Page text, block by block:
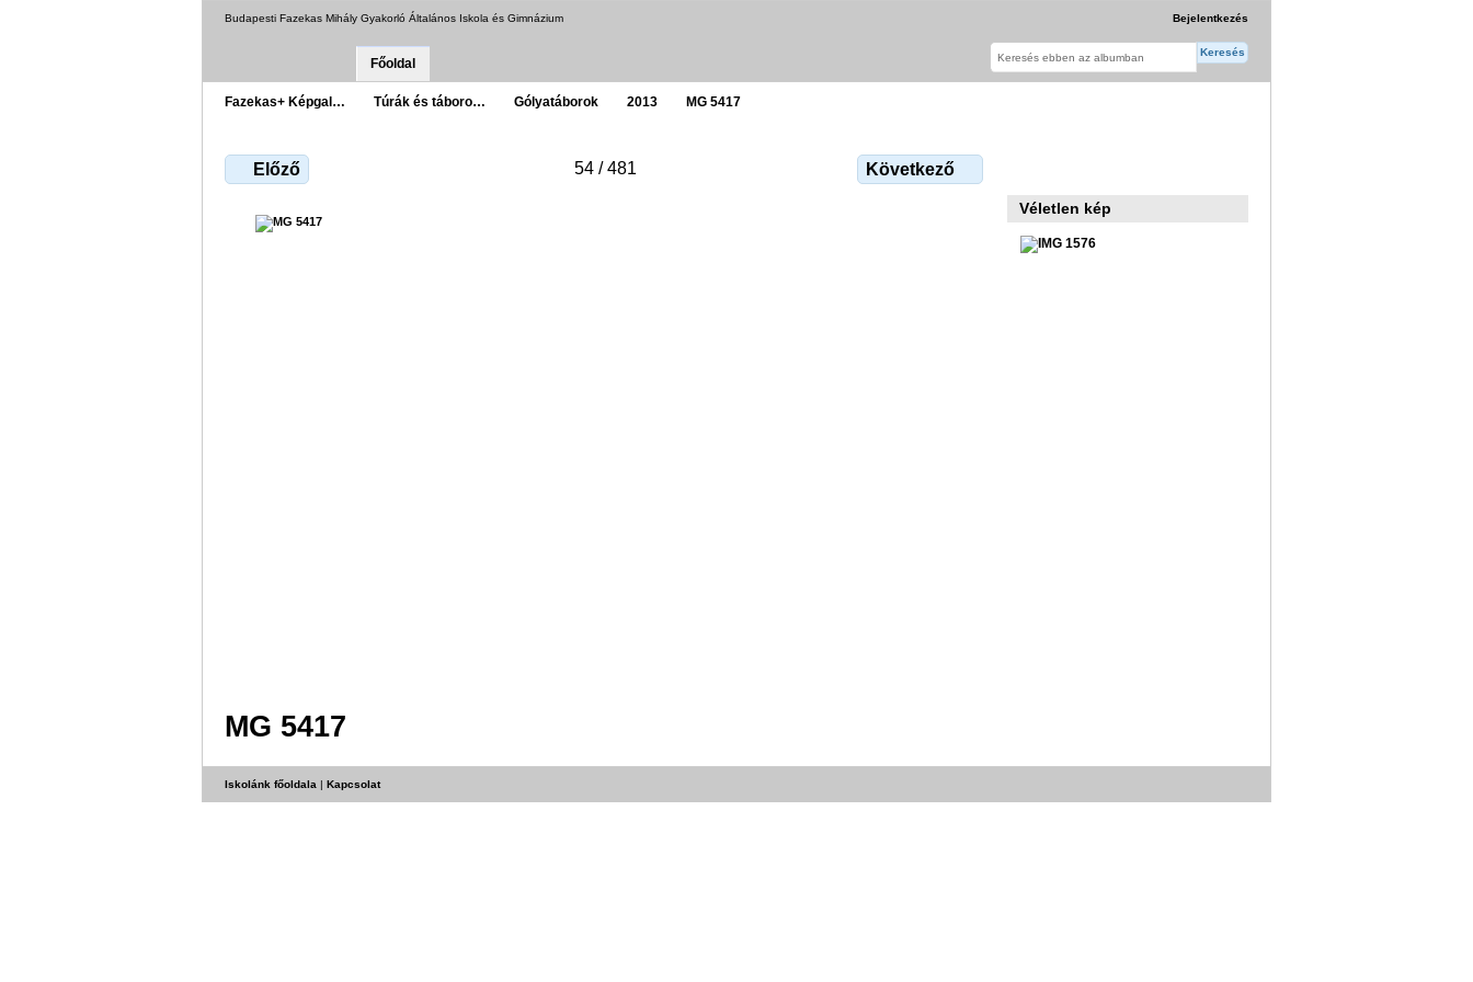
Budapesti Fazekas Mihály Gyakorló Általános Iskola és Gimnázium Bejelentkezés
Főoldal
Fazekas+ Képgal… Túrák és táboro… Gólyatáborok 2013 MG 5417
Előző 54 / 481 Következő
MG 5417
Véletlen kép
Iskolánk főoldala | Kapcsolat